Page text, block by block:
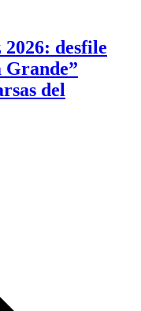
desfile
Grande”
del